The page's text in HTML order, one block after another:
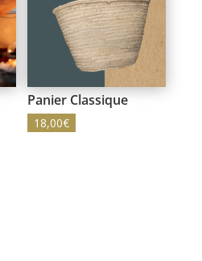
Panier Classique
18,00€